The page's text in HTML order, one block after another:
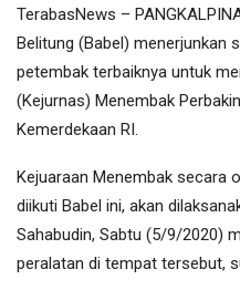
TerabasNews –
Belitung (Babel) menerjunkan
petembak terbaiknya untuk
(Kejurnas) Menembak
Kemerdekaan RI.
Kejuaraan Menembak secara
diikuti Babel ini, akan
Sahabudin, Sabtu (5/9/2020)
peralatan di tempat tersebut,